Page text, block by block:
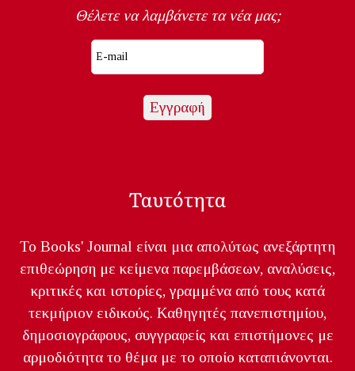
Θέλετε να λαμβάνετε τα νέα μας;
Ταυτότητα
Το Books' Journal είναι μια απολύτως ανεξάρτητη
επιθεώρηση με κείμενα παρεμβάσεων, αναλύσεις,
κριτικές και ιστορίες, γραμμένα από τους κατά
τεκμήριον ειδικούς. Καθηγητές πανεπιστημίου,
δημοσιογράφους, συγγραφείς και επιστήμονες με
αρμοδιότητα το θέμα με το οποίο καταπιάνονται.